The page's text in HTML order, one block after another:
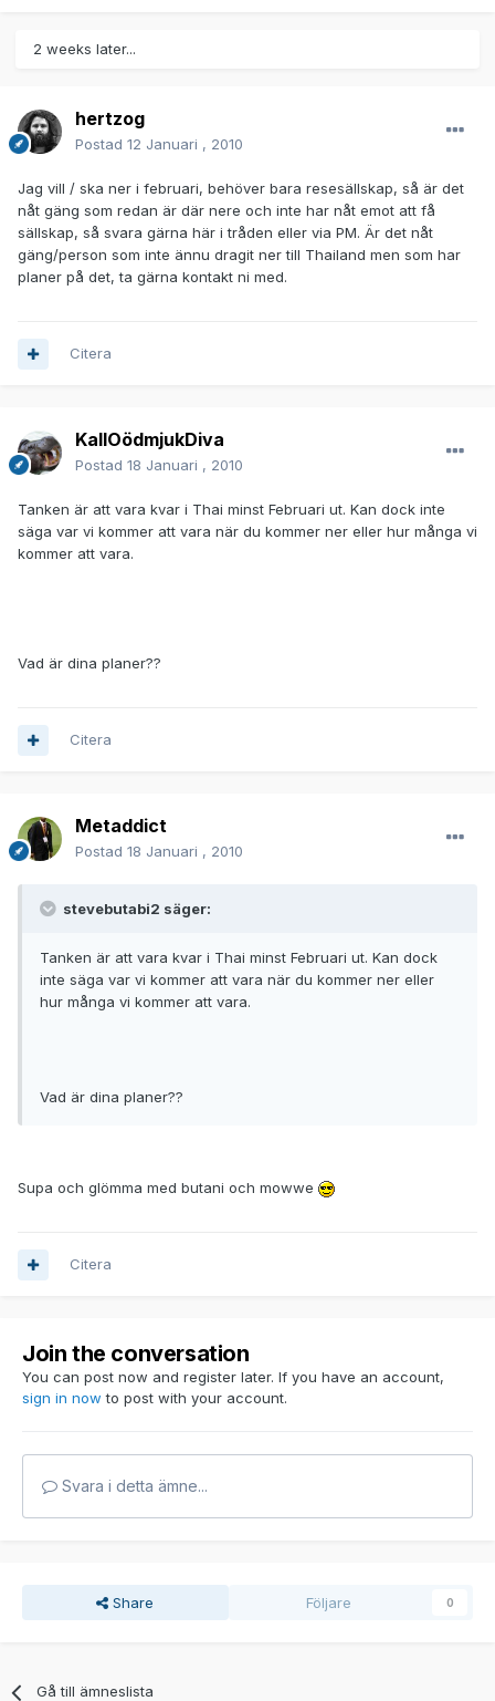
2 weeks later...
hertzog
Postad 12 Januari , 2010
Jag vill / ska ner i februari, behöver bara resesällskap, så är det
nåt gäng som redan är där nere och inte har nåt emot att få
sällskap, så svara gärna här i tråden eller via PM. Är det nåt
gäng/person som inte ännu dragit ner till Thailand men som har
planer på det, ta gärna kontakt ni med.
Citera
KallOödmjukDiva
Postad 18 Januari , 2010
Tanken är att vara kvar i Thai minst Februari ut. Kan dock inte
säga var vi kommer att vara när du kommer ner eller hur många vi
kommer att vara.
Vad är dina planer??
Citera
Metaddict
Postad 18 Januari , 2010
stevebutabi2 säger:
Tanken är att vara kvar i Thai minst Februari ut. Kan dock
inte säga var vi kommer att vara när du kommer ner eller
hur många vi kommer att vara.
Vad är dina planer??
Supa och glömma med butani och mowwe
Citera
Join the conversation
You can post now and register later. If you have an account,
sign in now to post with your account.
Svara i detta ämne...
Share Följare 0
Gå till ämneslista